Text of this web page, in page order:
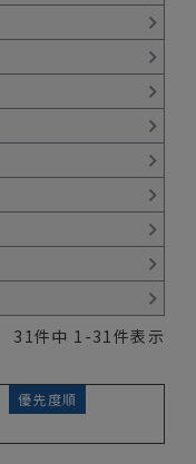
31 件中 1 -31 件表示
優先度順